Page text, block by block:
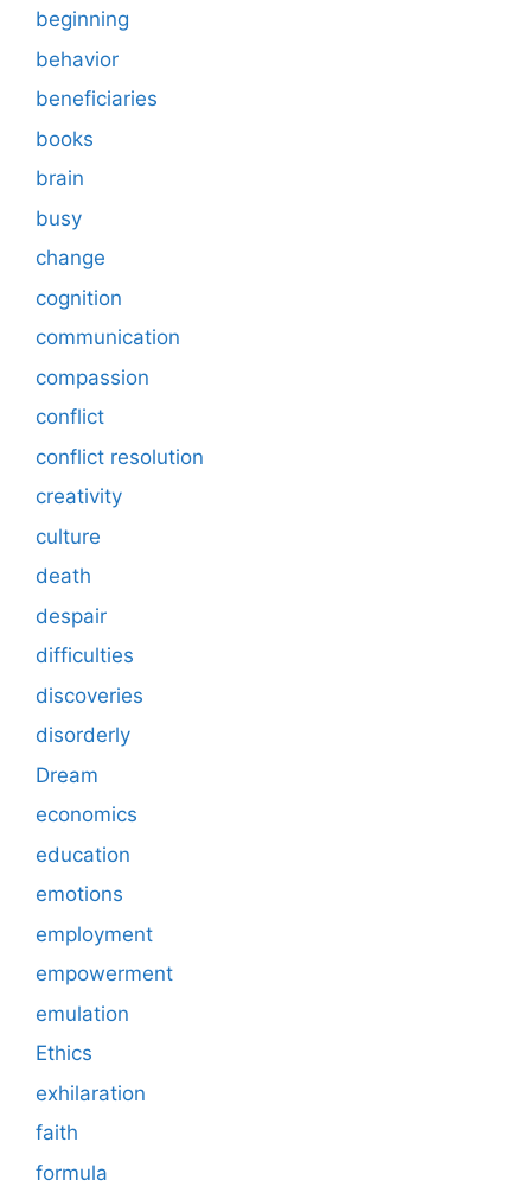
beginning
behavior
beneficiaries
books
brain
busy
change
cognition
communication
compassion
conflict
conflict resolution
creativity
culture
death
despair
difficulties
discoveries
disorderly
Dream
economics
education
emotions
employment
empowerment
emulation
Ethics
exhilaration
faith
formula